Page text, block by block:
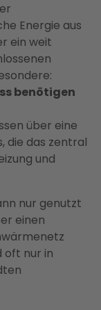
Energie aus
ein weit
benötigen
über eine
die das zentral
und
nur genutzt
einen
oft nur in